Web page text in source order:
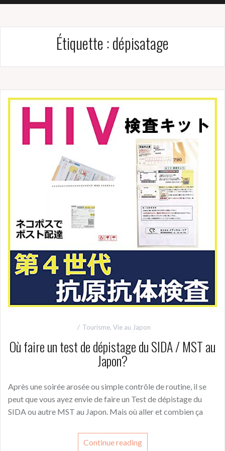
Étiquette :dépisatage
Tourisme, Vie au Japon
Où faire un test de dépistage du SIDA / MST au
Japon?
Après une soirée arosée ou simple contrôle de routine, il se
peut que vous ayez envie de faire un Test de dépistage du
SIDA ou autre MST au Japon. Mais où aller et combien ça
Continue reading